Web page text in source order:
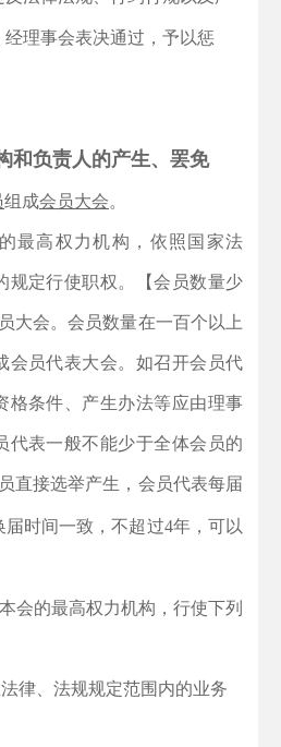
理事会表决通过，予以惩
和负责人的产生、罢免
组成会员大会。
最高权力机构，依照国家法
定行使职权。 【会员数量少
大会。会员数量在一百个以上
会员代表大会。如召开会员代
格条件、产生办法等应由理事
代表一般不能少于全体会员的
直接选举产生，会员代表每届
时间一致，不超过4年，可以
会的最高权力机构，行使下列
法律、法规规定范围内的业务